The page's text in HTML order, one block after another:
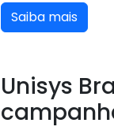
Saiba mais
Unisys